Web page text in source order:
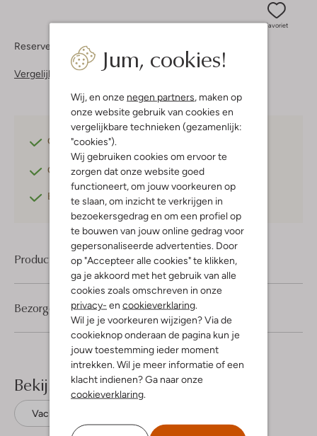
Jum, cookies!
Wij, en onze negen partners , maken op
onze website gebruik van cookies en
vergelijkbare technieken (gezamenlijk:
"cookies").
Wij gebruiken cookies om ervoor te
zorgen dat onze website goed
functioneert, om jouw voorkeuren op
te slaan, om inzicht te verkrijgen in
bezoekersgedrag en om een profiel op
te bouwen van jouw online gedrag voor
gepersonaliseerde advertenties. Door
op "Accepteer alle cookies" te klikken,
ga je akkoord met het gebruik van alle
cookies zoals omschreven in onze
privacy- en cookieverklaring
Wil je je voorkeuren wijzigen? Via de
cookieknop onderaan de pagina kun je
jouw toestemming ieder moment
intrekken. Wil je meer informatie of een
klacht indienen? Ga naar onze
cookieverklaring
Favoriet
Reserveer direct in een van onze 37 boutiques
Vergelijkbare items
Gratis verzending
Gratis retournerenbinnen 30 dagen*
Betaal achteraf met Klarna
Product informatie
Bezorgen & retourneren
Bekijk meer
Vachtlaarzen